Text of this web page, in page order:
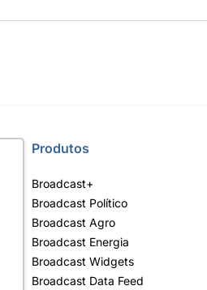
Produtos
Broadcast+
Broadcast Político
Broadcast Agro
Broadcast Energia
Broadcast Widgets
Broadcast Data Feed